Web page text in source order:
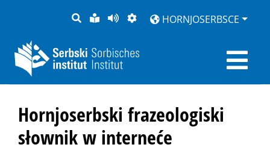
PYTANJE
LOCHKA
RĚČ
STRONU
PŘEDČITAĆ
ZWOBRAZNJENJE
HORNJOSERBSCE
Hornjoserbski frazeologiski
słownik w interneće